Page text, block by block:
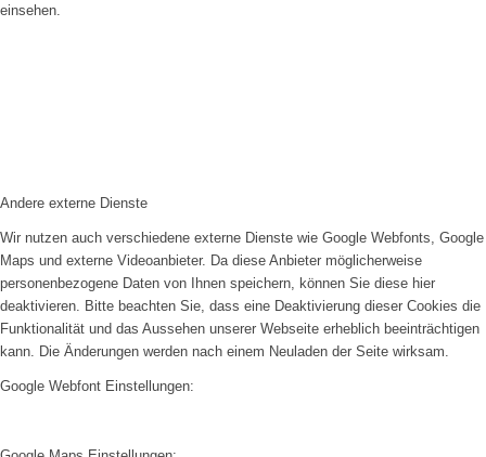
einsehen.
Andere externe Dienste
Wir nutzen auch verschiedene externe Dienste wie Google Webfonts, Google
Maps und externe Videoanbieter. Da diese Anbieter möglicherweise
personenbezogene Daten von Ihnen speichern, können Sie diese hier
deaktivieren. Bitte beachten Sie, dass eine Deaktivierung dieser Cookies die
Funktionalität und das Aussehen unserer Webseite erheblich beeinträchtigen
kann. Die Änderungen werden nach einem Neuladen der Seite wirksam.
Google Webfont Einstellungen: